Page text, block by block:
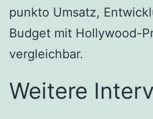
punkto Umsatz,
Budget mit Hollywood-
vergleichbar.
Weitere